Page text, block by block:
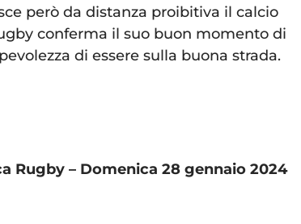
però da distanza proibitiva il calcio
conferma il suo buon momento di
di essere sulla buona strada.
Rugby – Domenica 28 gennaio 2024